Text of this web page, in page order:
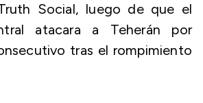
Social, luego de que el
atacara a Teherán por
tras el rompimiento